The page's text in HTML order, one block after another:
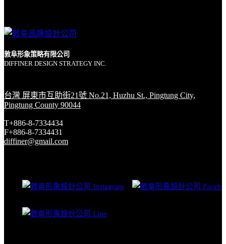
敦阜形象策略有限公司
DIFFINER DESIGN STRATEGY INC.
台灣 屏東市互助街21號 No.21, Huzhu St., Pingtung City,
Pingtung County 90044
T+886-8-7334434
F+886-8-7334431
diffiner@gmail.com